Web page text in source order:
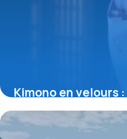
Kimono en velours
sublime toutes les
4 juillet 2025